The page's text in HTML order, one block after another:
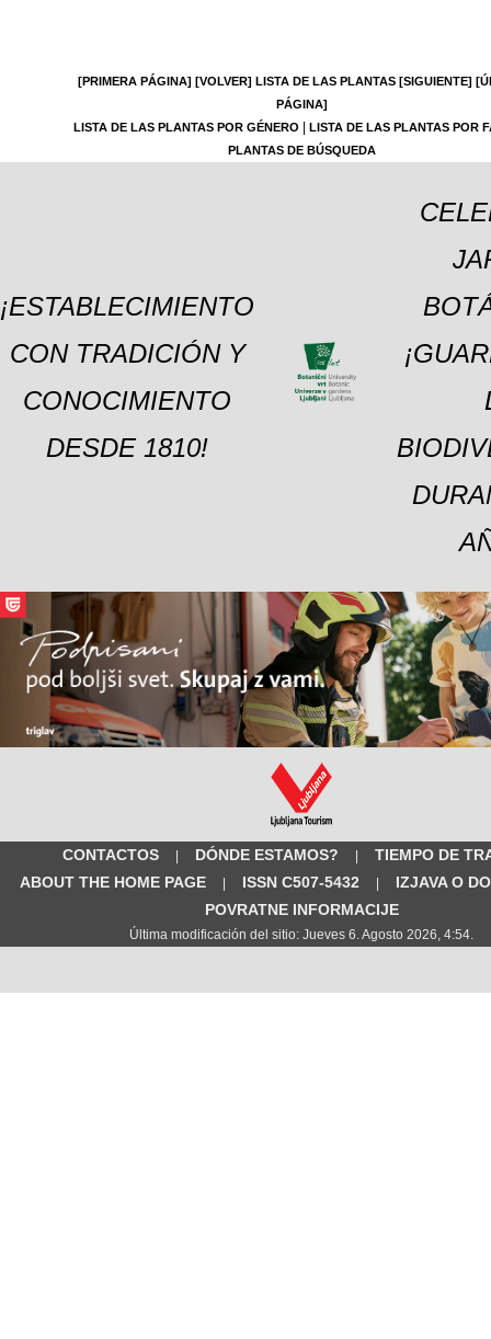
[PRIMERA PÁGINA] [VOLVER] LISTA DE LAS PLANTAS [SIGUIENTE]
PÁGINA]
LISTA DE LAS PLANTAS POR GÉNERO
LISTA DE LAS PLANTAS POR
PLANTAS DE BÚSQUEDA
¡ESTABLECIMIENTO
CON TRADICIÓN Y
CONOCIMIENTO
DESDE 1810!
CONTACTOS | DÓNDE ESTAMOS? |
TIEMPO DE
ABOUT THE HOME PAGE
| ISSN C507-5432 |
IZJAVA O
POVRATNE INFORMACIJE
Última modificación del sitio: Jueves 6. Agosto 2026, 4:54.